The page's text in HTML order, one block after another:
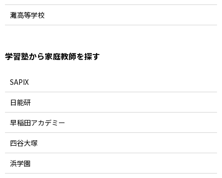
灘高等学校
学習塾から家庭教師を探す
SAPIX
日能研
早稲田アカデミー
四谷大塚
浜学園